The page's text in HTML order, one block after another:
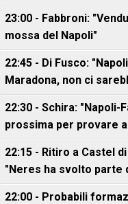
23:00 - Fabbroni:
mossa del Napoli"
22:45 - Di Fusco:
Maradona, non ci
22:30 - Schira:
prossima per provare
22:15 - Ritiro a Castel
"Neres ha svolto parte
22:00 - Probabili